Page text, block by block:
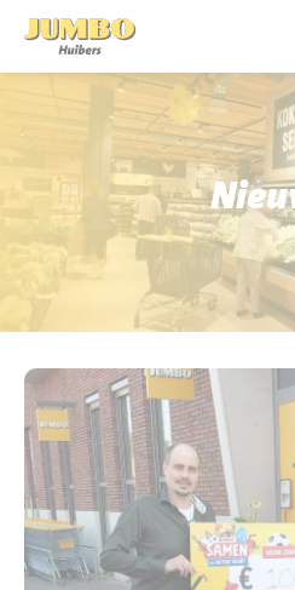
Winkels
P.W.A. Park
Bruïneplein
Nieuws
Acties
Werken bij Jumbo
Vacatures en Solliciteren
Werken en leren
Jumbo.com
BBQ gigant webshop